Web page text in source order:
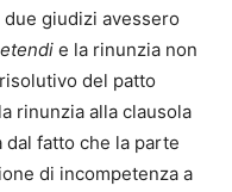
giudizi avessero
e la rinunzia non
del patto
rinunzia alla clausola
fatto che la parte
di incompetenza a